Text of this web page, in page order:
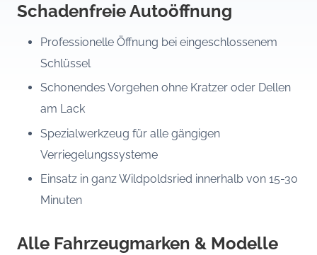
Schadenfreie Autoöffnung
Professionelle Öffnung bei eingeschlossenem
Schlüssel
Schonendes Vorgehen ohne Kratzer oder Dellen
am Lack
Spezialwerkzeug für alle gängigen
Verriegelungssysteme
Einsatz in ganz Wildpoldsried innerhalb von 15-30
Minuten
Alle Fahrzeugmarken & Modelle